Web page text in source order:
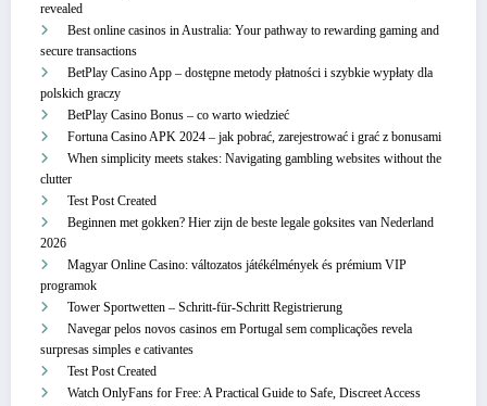
revealed
Best online casinos in Australia: Your pathway to rewarding gaming and
secure transactions
BetPlay Casino App – dostępne metody płatności i szybkie wypłaty dla
polskich graczy
BetPlay Casino Bonus – co warto wiedzieć
Fortuna Casino APK 2024 – jak pobrać, zarejestrować i grać z bonusami
When simplicity meets stakes: Navigating gambling websites without the
clutter
Test Post Created
Beginnen met gokken? Hier zijn de beste legale goksites van Nederland
2026
Magyar Online Casino: változatos játékélmények és prémium VIP
programok
Tower Sportwetten – Schritt‑für‑Schritt Registrierung
Navegar pelos novos casinos em Portugal sem complicações revela
surpresas simples e cativantes
Test Post Created
Watch OnlyFans for Free: A Practical Guide to Safe, Discreet Access